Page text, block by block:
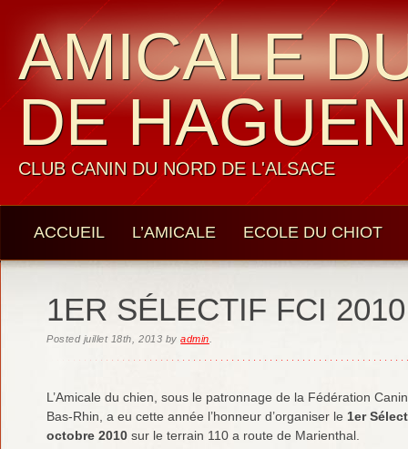
AMICALE
DE
CLUB CANIN DU NORD DE L'ALSACE
ACCUEIL L’AMICALE ECOLE DU CHIOT
1ER SÉLECTIF FCI 2010
Posted juillet 18th, 2013 byadmin
L’Amicale du chien, sous le patronnage de la Fédération
Bas-Rhin, a eu cette année l’honneur d’organiser le 1er
octobre 2010 sur le terrain 110 a route de Marienthal.